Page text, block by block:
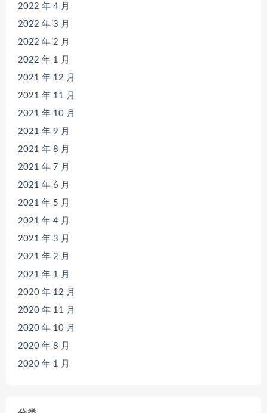
2022 年 4 月
2022 年 3 月
2022 年 2 月
2022 年 1 月
2021 年 12 月
2021 年 11 月
2021 年 10 月
2021 年 9 月
2021 年 8 月
2021 年 7 月
2021 年 6 月
2021 年 5 月
2021 年 4 月
2021 年 3 月
2021 年 2 月
2021 年 1 月
2020 年 12 月
2020 年 11 月
2020 年 10 月
2020 年 8 月
2020 年 1 月